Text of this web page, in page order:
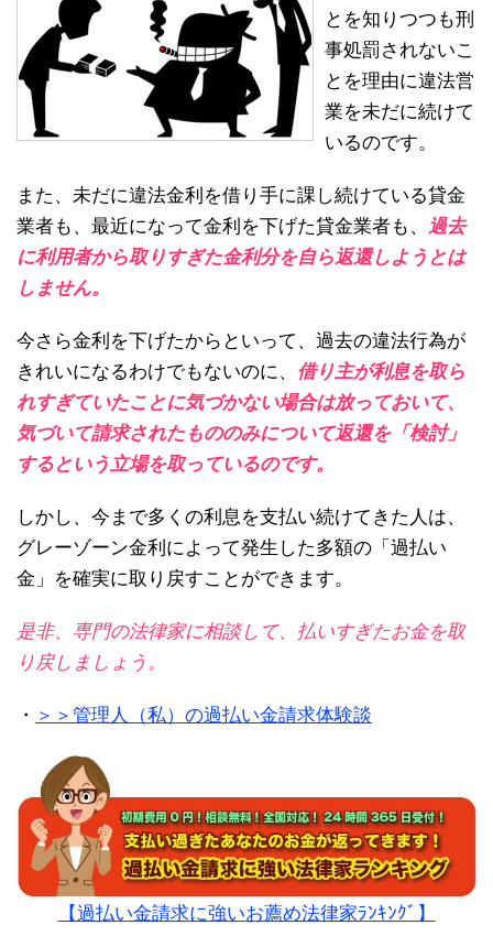
とを知りつつも刑
事処罰されないこ
とを理由に違法営
業を未だに続けて
いるのです。
また、未だに違法金利を借り手に課し続けている貸金
業者も、最近になって金利を下げた貸金業者も、
過去
に利用者から取りすぎた金利分を自ら返還しようとは
しません。
今さら金利を下げたからといって、過去の違法行為が
きれいになるわけでもないのに、 借り主が利息を取ら
れすぎていたことに気づかない場合は放っておいて、
気づいて請求されたもののみについて返還を「検討」
するという立場を取っているのです。
しかし、今まで多くの利息を支払い続けてきた人は、
グレーゾーン金利によって発生した多額の「過払い
金」を確実に取り戻すことができます。
是非、専門の法律家に相談して、払いすぎたお金を取
り戻しましょう。
・ ＞＞管理人（私）の過払い金請求体験談
【過払い金請求に強いお薦め法律家ﾗﾝｷﾝｸﾞ】